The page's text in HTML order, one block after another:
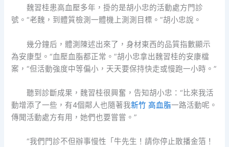
魏習桂患高血壓多年，掛的是胡小忠的活動處方門診
號。“老魏，到體質檢測一體機上測測目標。”胡小忠說。
幾分鐘后，體測陳述出來了，身材東西的品質指數顯示
為安康型。“血壓血脂都正常。”胡小忠拿出魏習桂的安康檔
案，“但活動強度中等偏小，天天要保持快走或慢跑一小時。”
聽到診斷成果，魏習桂很興奮，告知胡小忠：“比來我活
動增添了一些，有4個鄰人也隨著我新竹 高血脂一路活動呢。
傳聞活動處方有用，她們也要嘗嘗。”
“我們門診不但辦事慢性「牛先生！請你停止散播金箔！